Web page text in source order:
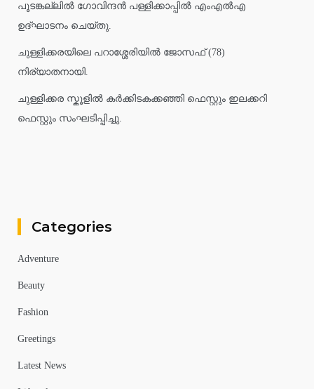
പൂടങ്കല്ലിൽ ഗോവിന്ദൻ പള്ളിക്കാപ്പിൽ എംഎൽഎ
ഉദ്ഘാടനം ചെയ്തു.
ചുള്ളിക്കരയിലെ പറാശ്ശേരിയിൽ ജോസഫ് (78)
നിര്യാതനായി.
ചുള്ളിക്കര സ്കൂളിൽ കർക്കിടകക്കഞ്ഞി ഫെസ്റ്റും ഇലക്കറി
ഫെസ്റ്റും സംഘടിപ്പിച്ചു.
Categories
Adventure
Beauty
Fashion
Greetings
Latest News